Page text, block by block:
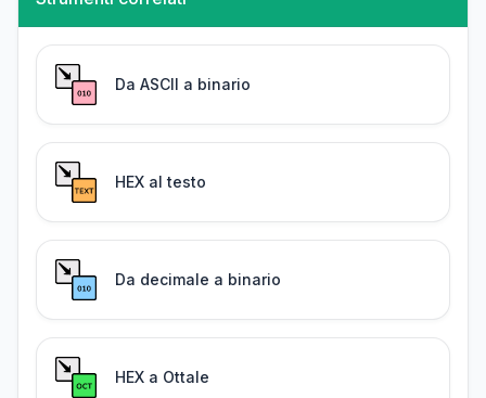
Da ASCII a binario
HEX al testo
Da decimale a binario
HEX a Ottale